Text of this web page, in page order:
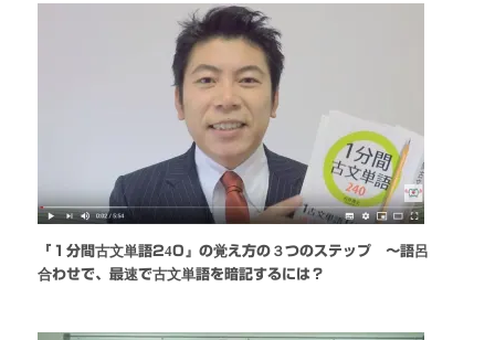
『１分間古文単語240』の覚え方の３つのステップ 〜語呂
合わせで、最速で古文単語を暗記するには？